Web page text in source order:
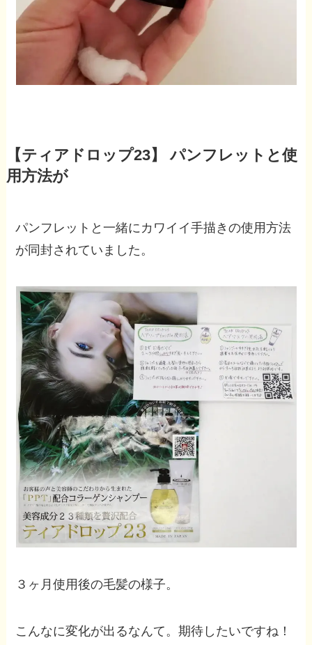
【ティアドロップ23】 パンフレットと使
用方法が
パンフレットと一緒にカワイイ手描きの使用方法
が同封されていました。
３ヶ月使用後の毛髪の様子。
こんなに変化が出るなんて。期待したいですね！